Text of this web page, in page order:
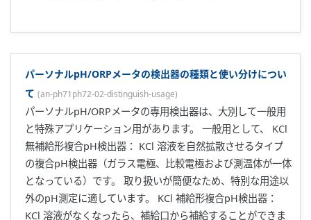
パーソナルpH/ORPメータの検出器の種類と使い分けについ
て (an-ph71ph72-02-distinguish-usage)
パーソナルpH/ORPメータの専用検出器は、大別して一般用
と特殊アプリケーション用があります。 一般用として、 KCl
無補給形複合pH検出器： KCl 溶液を自然拡散させるタイプ
の複合pH検出器（ガラス電極、比較電極および測温体が一体
となっている）です。 取り扱いが簡便なため、特別な用途以
外のpH測定に適しています。 KCl 補給形複合pH検出器：
KCl 溶液がなくなったら、補給口から補給することができま